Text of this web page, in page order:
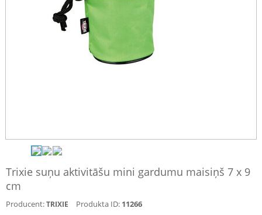
Trixie suņu aktivitāšu mini gardumu maisiņš 7 x 9
cm
Producent:TRIXIE Produkta ID: 11266